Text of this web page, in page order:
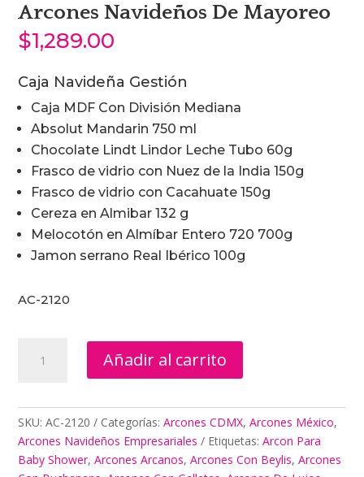
Arcones Navideños De Mayoreo
$1,289.00
Caja Navideña Gestión
Caja MDF Con División Mediana
Absolut Mandarin 750 ml
Chocolate Lindt Lindor Leche Tubo 60g
Frasco de vidrio con Nuez de la India 150g
Frasco de vidrio con Cacahuate 150g
Cereza en Almibar 132 g
Melocotón en Almíbar Entero 720 700g
Jamon serrano Real Ibérico 100g
AC-2120
Navideños
cantidad
Añadir al carrito
SKU:AC-2120 Categorías:Arcones CDMX,Arcones México,
Arcones Navideños Empresariales
Etiquetas:Arcon Para
Baby Shower,Arcones Arcanos,Arcones Con Beylis,Arcones